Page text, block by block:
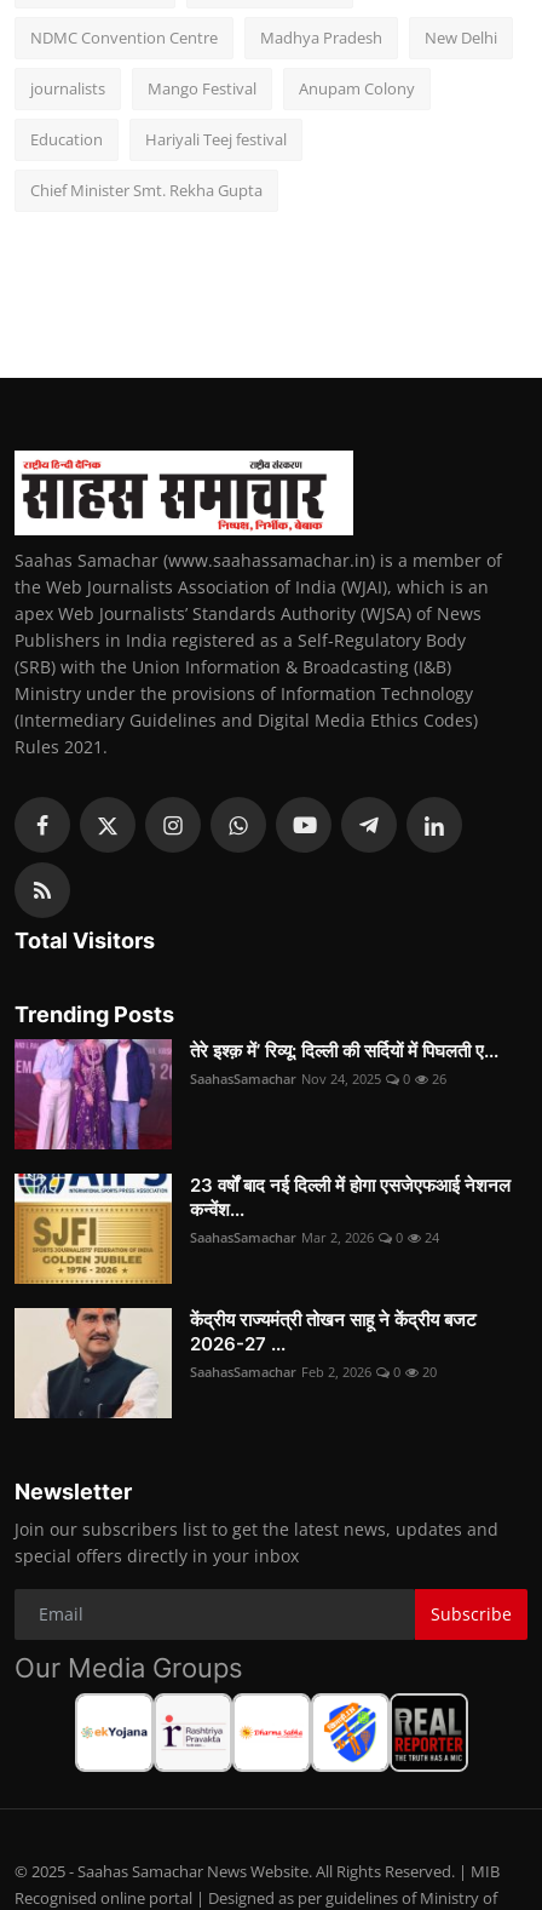
NDMC Convention Centre Madhya Pradesh New Delhi
journalists Mango Festival Anupam Colony
Education Hariyali Teej festival
Chief Minister Smt. Rekha Gupta
Saahas Samachar (www.saahassamachar.in) is a member of
the Web Journalists Association of India (WJAI), which is an
apex Web Journalists’ Standards Authority (WJSA) of News
Publishers in India registered as a Self-Regulatory Body
(SRB) with the Union Information & Broadcasting (I&B)
Ministry under the provisions of Information Technology
(Intermediary Guidelines and Digital Media Ethics Codes)
Rules 2021.
Total Visitors
Trending Posts
तेरे इश्क़ में’ रिव्यू: दिल्ली की सर्दियों में पिघलती ए...
SaahasSamachar Nov 24, 2025 0 26
23 वर्षों बाद नई दिल्ली में होगा एसजेएफआई नेशनल
कन्वेंश...
SaahasSamachar Mar 2, 2026 0 24
केंद्रीय राज्यमंत्री तोखन साहू ने केंद्रीय बजट
2026-27 ...
SaahasSamachar Feb 2, 2026 0 20
Newsletter
Join our subscribers list to get the latest news, updates and
special offers directly in your inbox
Subscribe
Our Media Groups
© 2025 - Saahas Samachar News Website. All Rights Reserved. | MIB
Recognised online portal | Designed as per guidelines of Ministry of